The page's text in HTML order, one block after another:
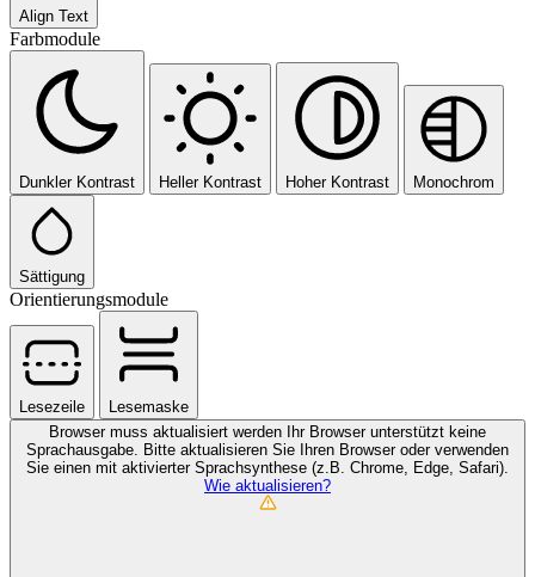
Align Text
Farbmodule
Dunkler Kontrast Heller Kontrast Hoher Kontrast Monochrom
Sättigung
Orientierungsmodule
Lesezeile
Lesemaske
Browser muss aktualisiert werden Ihr Browser unterstützt keine
Sprachausgabe. Bitte aktualisieren Sie Ihren Browser oder verwenden
Sie einen mit aktivierter Sprachsynthese (z.B. Chrome, Edge, Safari).
Wie aktualisieren?